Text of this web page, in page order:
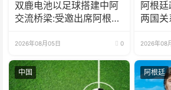
双鹿电池以足球搭建中阿
交流桥梁:受邀出席阿根廷
2026年08月05日 0
阿根
两国关
2026年08
中国 阿根廷